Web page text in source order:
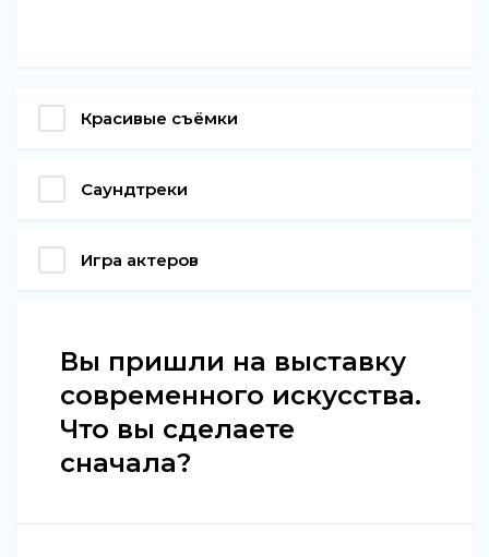
Красивые съёмки
Саундтреки
Игра актеров
Вы пришли на выставку
современного искусства.
Что вы сделаете
сначала?